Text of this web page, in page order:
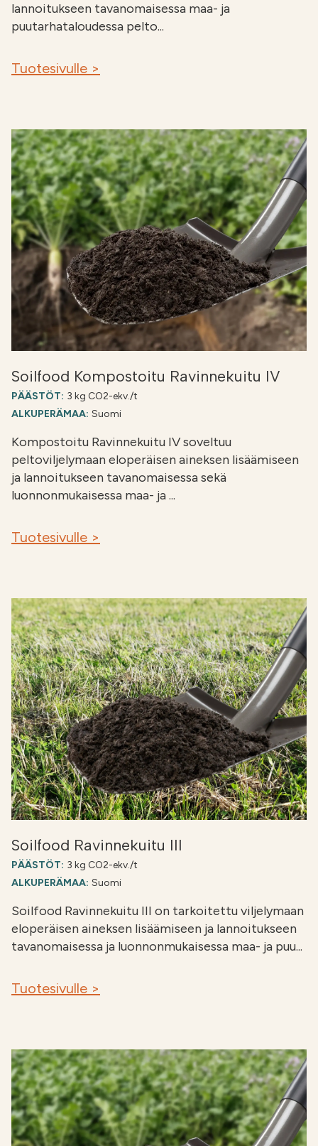
lannoitukseen tavanomaisessa maa- ja
puutarhataloudessa pelto...
Tuotesivulle >
Soilfood Kompostoitu Ravinnekuitu IV
PÄÄSTÖT: 3 kg CO2-ekv./t
ALKUPERÄMAA: Suomi
Kompostoitu Ravinnekuitu IV soveltuu
peltoviljelymaan eloperäisen aineksen lisäämiseen
ja lannoitukseen tavanomaisessa sekä
luonnonmukaisessa maa- ja ...
Tuotesivulle >
Soilfood Ravinnekuitu III
PÄÄSTÖT: 3 kg CO2-ekv./t
ALKUPERÄMAA: Suomi
Soilfood Ravinnekuitu III on tarkoitettu viljelymaan
eloperäisen aineksen lisäämiseen ja lannoitukseen
tavanomaisessa ja luonnonmukaisessa maa- ja puu...
Tuotesivulle >